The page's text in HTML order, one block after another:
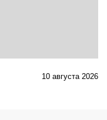
10 августа 2026